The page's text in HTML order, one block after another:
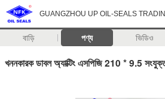
GUANGZHOU UP OIL-SEALS
বাড়ি পণ্য ভিডিও
খননকারক ডাবল অ্যাক্টিং এসপিজি 210 * 9.5